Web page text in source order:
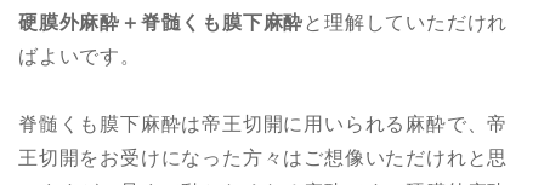
硬膜外麻酔＋脊髄くも膜下麻酔 と理解していただけれ
ばよいです。
脊髄くも膜下麻酔は帝王切開に用いられる麻酔で、帝
王切開をお受けになった方々はご想像いただけれと思